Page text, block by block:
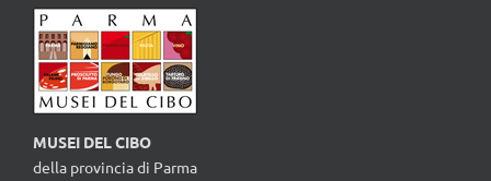
MUSEI DEL CIBO
della provincia di Parma